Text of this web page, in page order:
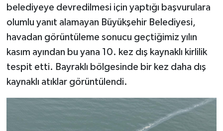
belediyeye devredilmesi için yaptığı başvurulara
olumlu yanıt alamayan Büyükşehir Belediyesi,
havadan görüntüleme sonucu geçtiğimiz yılın
kasım ayından bu yana 10. kez dış kaynaklı kirlilik
tespit etti. Bayraklı bölgesinde bir kez daha dış
kaynaklı atıklar görüntülendi.